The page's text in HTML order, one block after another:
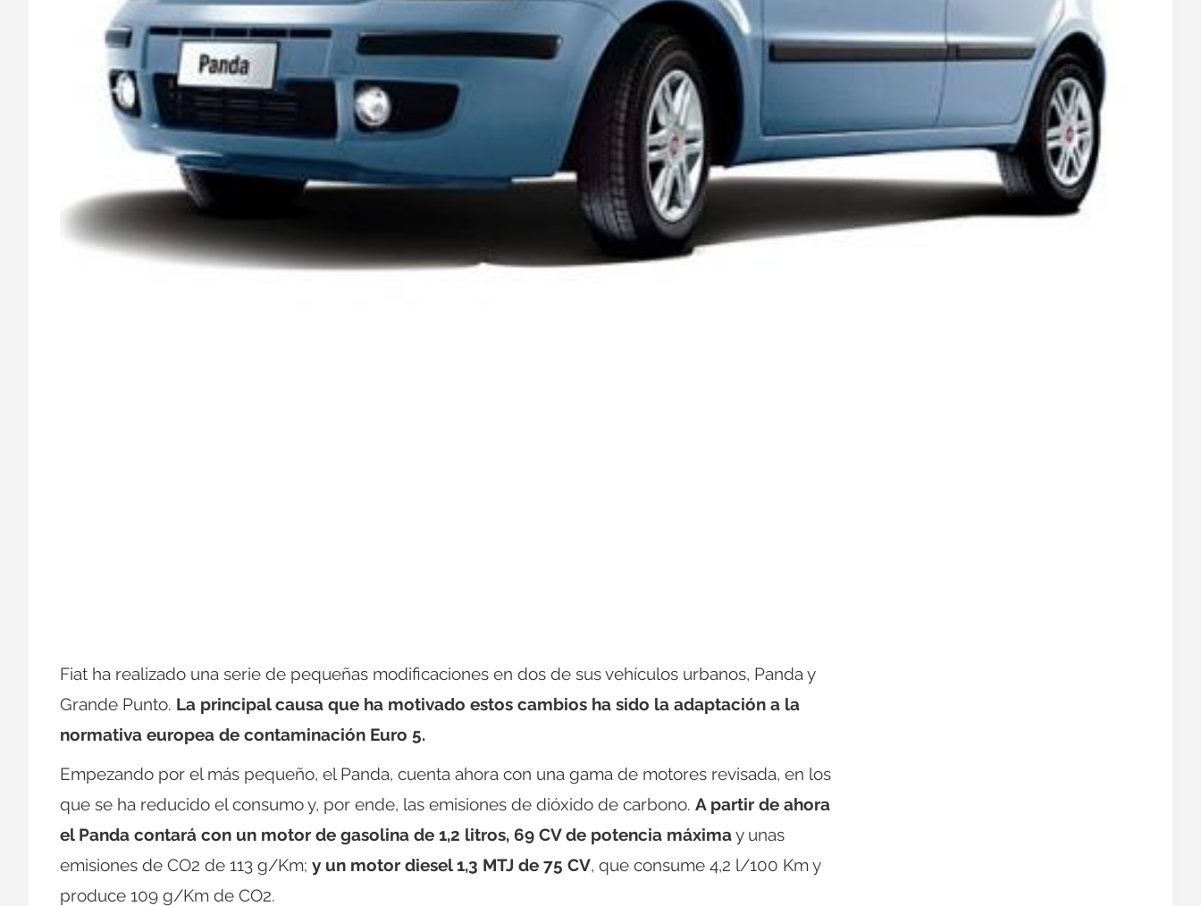
Fiat ha realizado una serie de pequeñas modificaciones en dos de sus vehículos urbanos, Panda y
Grande Punto. La principal causa que ha motivado estos cambios ha sido la adaptación a la
normativa europea de contaminación Euro 5.
Empezando por el más pequeño, el Panda, cuenta ahora con una gama de motores revisada, en los
que se ha reducido el consumo y, por ende, las emisiones de dióxido de carbono. A partir de ahora
el Panda contará con un motor de gasolina de 1,2 litros, 69 CV de potencia máximay unas
emisiones de CO2 de 113 g/Km; y un motor diesel 1,3 MTJ de 75 CV, que consume 4,2 l/100 Km y
produce 109 g/Km de CO2.